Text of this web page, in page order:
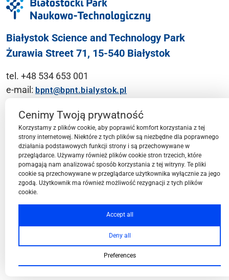
Białystok Science and Technology Park
Żurawia Street 71, 15-540 Białystok
tel. +48 534 653 001
e-mail: bpnt@bpnt.bialystok.pl
Contact
BPN-T Area
BPN-T Offer
Cenimy Twoją prywatność
Korzystamy z plików cookie, aby poprawić komfort korzystania z tej
strony internetowej. Niektóre z tych plików są niezbędne dla poprawnego
działania podstawowych funkcji strony i są przechowywane w
przeglądarce. Używamy również plików cookie stron trzecich, które
pomagają nam analizować sposób korzystania z tej witryny. Te pliki
cookie są przechowywane w przeglądarce użytkownika wyłącznie za jego
zgodą. Użytkownik ma również możliwość rezygnacji z tych plików
cookie.
Accept all
Deny all
Preferences